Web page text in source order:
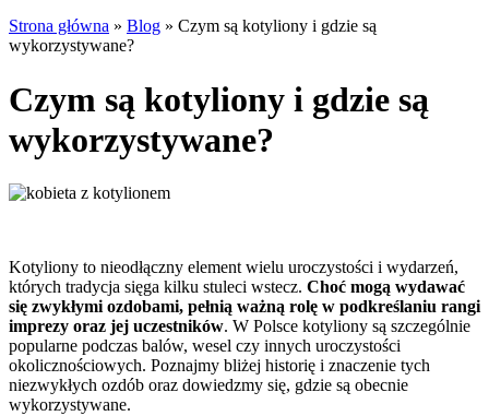
Strona główna » Blog » Czym są kotyliony i gdzie są
wykorzystywane?
Czym są kotyliony i gdzie są
wykorzystywane?
Kotyliony to nieodłączny element wielu uroczystości i wydarzeń,
których tradycja sięga kilku stuleci wstecz. Choć mogą wydawać
się zwykłymi ozdobami, pełnią ważną rolę w podkreślaniu rangi
imprezy oraz jej uczestników. W Polsce kotyliony są szczególnie
popularne podczas balów, wesel czy innych uroczystości
okolicznościowych. Poznajmy bliżej historię i znaczenie tych
niezwykłych ozdób oraz dowiedzmy się, gdzie są obecnie
wykorzystywane.